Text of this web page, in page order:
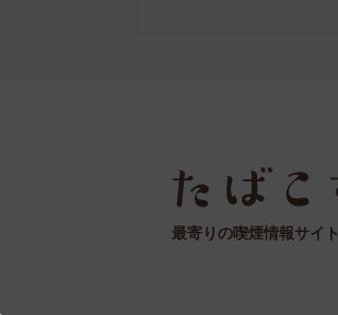
最寄りの喫煙情報サイト